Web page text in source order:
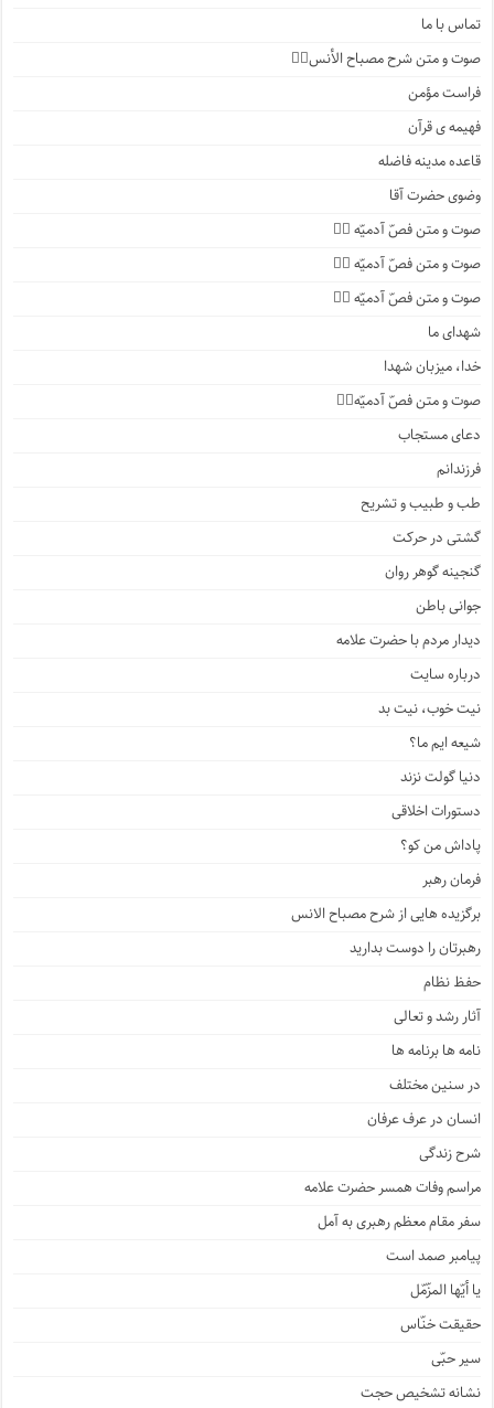
تماس با ما
صوت و متن شرح مصباح الأنس۱️⃣
فراست مؤمن
فهیمه ی قرآن
قاعده مدینه فاضله
وضوی حضرت آقا
صوت و متن فصّ آدمیّه ۴️⃣
صوت و متن فصّ آدمیّه ۳️⃣
صوت و متن فصّ آدمیّه ۲️⃣
شهدای ما
خدا، میزبان شهدا
صوت و متن فصّ آدمیّه۱️⃣
دعای مستجاب
فرزندانم
طب و طبیب و تشریح
گشتی در حرکت
گنجینه گوهر روان
جوانی باطن
دیدار مردم با حضرت علامه
درباره سایت
نیت خوب، نیت بد
شیعه ایم ما؟
دنیا گولت نزند
دستورات اخلاقی
پاداش من کو؟
فرمان رهبر
برگزیده هایی از شرح مصباح الانس
رهبرتان را دوست بدارید
حفظ نظام
آثار رشد و تعالی
نامه ها برنامه ها
در سنین مختلف
انسان در عرف عرفان
شرح زندگی
مراسم وفات همسر حضرت علامه
سفر مقام معظم رهبری به آمل
پیامبر صمد است
یا أیّها المزّمّل
حقیقت خنّاس
سیر حبّی
نشانه تشخیص حجت